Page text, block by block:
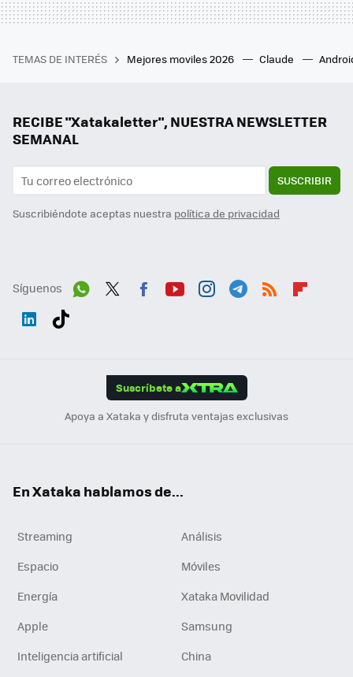
TEMAS DE INTERÉS Mejores moviles 2026 Claude
RECIBE "Xatakaletter", NUESTRA NEWSLETTER
SEMANAL
SUSCRIBIR
Suscribiéndote aceptas nuestra política de privacidad
Síguenos
Suscríbete a
Apoya a Xataka y disfruta ventajas exclusivas
En Xataka hablamos de...
Streaming
Análisis
Espacio
Móviles
Energía
Xataka Movilidad
Apple
Samsung
Inteligencia artificial
China